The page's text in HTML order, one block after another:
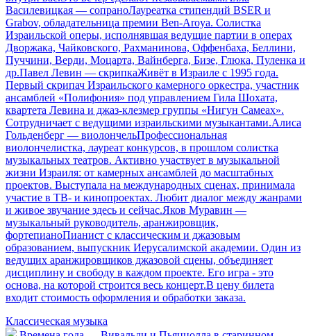
Василевицкая — сопраноЛауреатка стипендий BSER и
Grabov, обладательница премии Ben-Aroya. Солистка
Израильской оперы, исполнявшая ведущие партии в операх
Дворжака, Чайковского, Рахманинова, Оффенбаха, Беллини,
Пуччини, Верди, Моцарта, Вайнберга, Бизе, Глюка, Пуленка и
др.Павел Левин — скрипкаЖивёт в Израиле с 1995 года.
Первый скрипач Израильского камерного оркестра, участник
ансамблей «Полифония» под управлением Гила Шохата,
квартета Левина и джаз-клезмер группы «Нигун Самеах».
Сотрудничает с ведущими израильскими музыкантами.Алиса
Гольденберг — виолончельПрофессиональная
виолончелистка, лауреат конкурсов, в прошлом солистка
музыкальных театров. Активно участвует в музыкальной
жизни Израиля: от камерных ансамблей до масштабных
проектов. Выступала на международных сценах, принимала
участие в ТВ- и кинопроектах. Любит диалог между жанрами
и живое звучание здесь и сейчас.Яков Муравин —
музыкальный руководитель, аранжировщик,
фортепианоПианист с классическим и джазовым
образованием, выпускник Иерусалимской академии. Один из
ведущих аранжировщиков джазовой сцены, объединяет
дисциплину и свободу в каждом проекте. Его игра - это
основа, на которой строится весь концерт.В цену билета
входит стоимость оформления и обработки заказа.
Классическая музыка